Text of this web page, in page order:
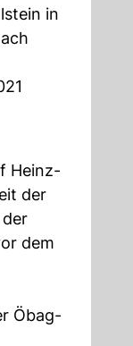
in
Heinz-
der
dem
Öbag-